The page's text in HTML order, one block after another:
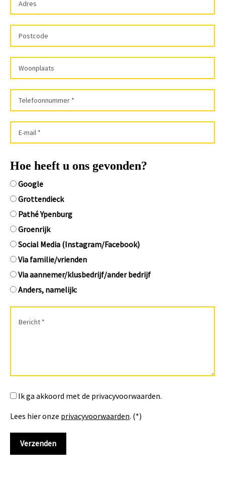
Hoe heeft u ons gevonden?
Google
Grottendieck
Pathé Ypenburg
Groenrijk
Social Media (Instagram/Facebook)
Via familie/vrienden
Via aannemer/klusbedrijf/ander bedrijf
Anders, namelijk:
Ik ga akkoord met de privacyvoorwaarden.
Lees hier onze privacyvoorwaarden. (*)